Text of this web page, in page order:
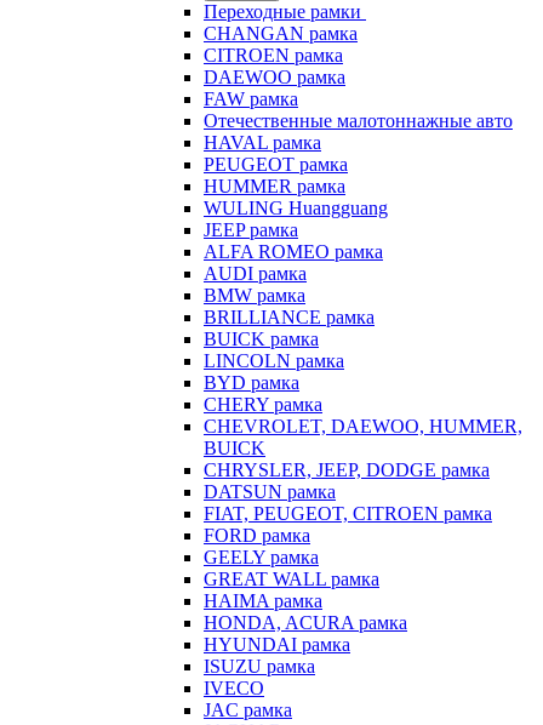
Переходные рамки
CHANGAN рамка
CITROEN рамка
DAEWOO рамка
FAW рамка
Отечественные малотоннажные авто
HAVAL рамка
PEUGEOT рамка
HUMMER рамка
WULING Huangguang
JEEP рамка
ALFA ROMEO рамка
AUDI рамка
BMW рамка
BRILLIANCE рамка
BUICK рамка
LINCOLN рамка
BYD рамка
CHERY рамка
CHEVROLET, DAEWOO, HUMMER,
BUICK
CHRYSLER, JEEP, DODGE рамка
DATSUN рамка
FIAT, PEUGEOT, CITROEN рамка
FORD рамка
GEELY рамка
GREAT WALL рамка
HAIMA рамка
HONDA, ACURA рамка
HYUNDAI рамка
ISUZU рамка
IVECO
JAC рамка